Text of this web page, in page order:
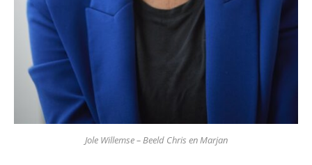
Jole Willemse – Beeld Chris en Marjan